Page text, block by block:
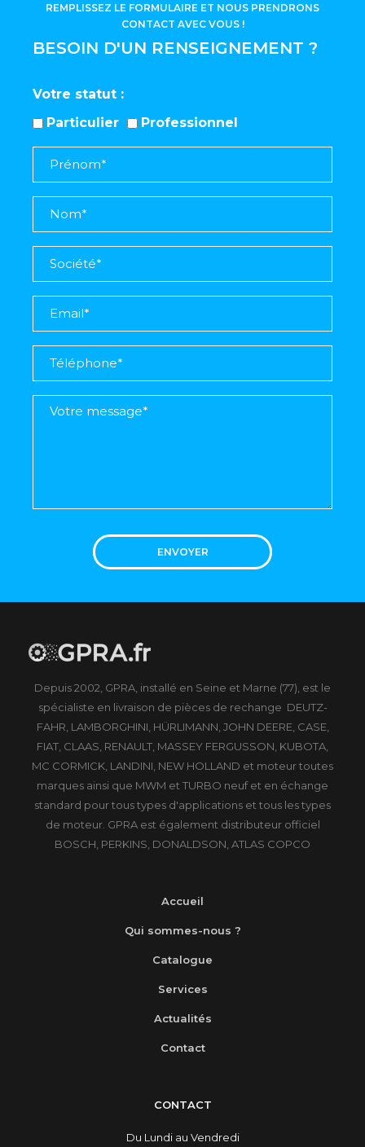
BESOIN D'UN RENSEIGNEMENT ?
REMPLISSEZ LE FORMULAIRE ET NOUS PRENDRONS
CONTACT AVEC VOUS !
Votre statut
Particulier
Professionnel
ENVOYER
Depuis 2002, GPRA, installé en Seine et Marne (77), est le
spécialiste en livraison de pièces de rechange DEUTZ-
FAHR, LAMBORGHINI, HÜRLIMANN, JOHN DEERE, CASE,
FIAT, CLAAS, RENAULT, MASSEY FERGUSSON, KUBOTA,
MC CORMICK, LANDINI, NEW HOLLAND et moteur toutes
marques ainsi que MWM et TURBO neuf et en échange
standard pour tous types d'applications et tous les types
de moteur. GPRA est également distributeur officiel
BOSCH, PERKINS, DONALDSON, ATLAS COPCO
Accueil
Qui sommes-nous ?
Catalogue
Services
Actualités
Contact
CONTACT
Du Lundi au Vendredi